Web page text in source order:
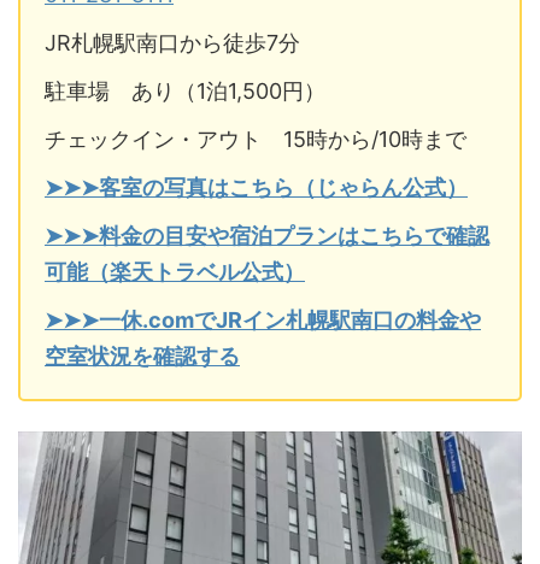
JR札幌駅南口から徒歩7分
駐車場 あり（1泊1,500円）
チェックイン・アウト 15時から/10時まで
➤➤➤客室の写真はこちら（じゃらん公式）
➤➤➤料金の目安や宿泊プランはこちらで確認
可能（楽天トラベル公式）
➤➤➤一休.comでJRイン札幌駅南口の料金や
空室状況を確認する